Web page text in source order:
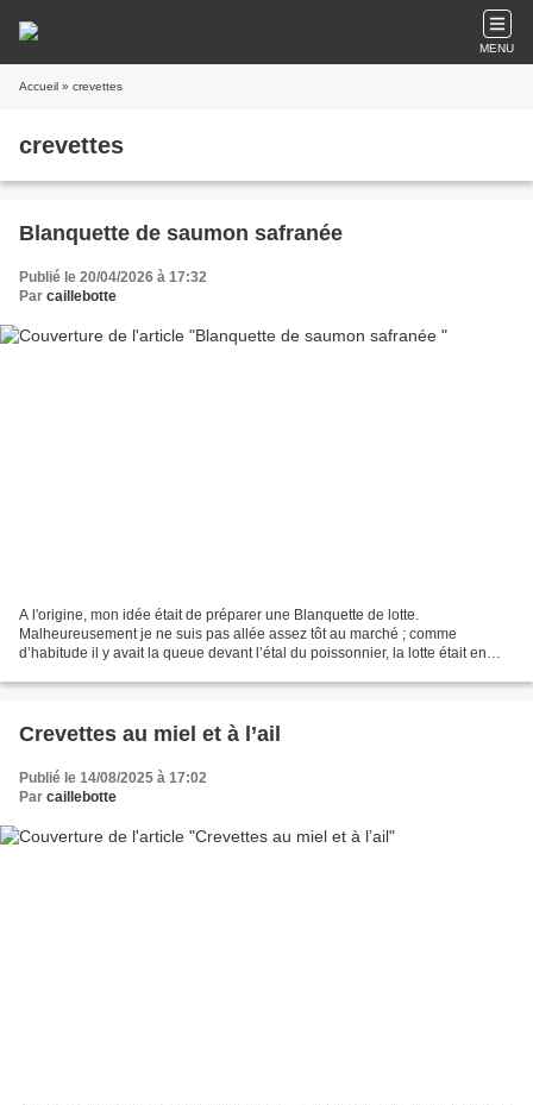
MENU
Accueil » crevettes
crevettes
Blanquette de saumon safranée
Publié le 20/04/2026 à 17:32
Par caillebotte
A l'origine, mon idée était de préparer une Blanquette de lotte.
Malheureusement je ne suis pas allée assez tôt au marché ; comme
d’habitude il y avait la queue devant l’étal du poissonnier, la lotte était en
Crevettes au miel et à l’ail
Publié le 14/08/2025 à 17:02
Par caillebotte